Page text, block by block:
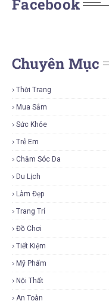
Facebook
Chuyên Mục
Thời Trang
Mua Sắm
Sức Khỏe
Trẻ Em
Chăm Sóc Da
Du Lịch
Làm Đẹp
Trang Trí
Đồ Chơi
Tiết Kiệm
Mỹ Phẩm
Nội Thất
An Toàn